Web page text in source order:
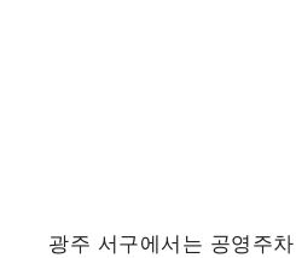
광주 서구에서는 공영주